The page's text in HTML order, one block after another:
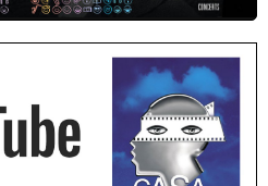
Nicolai, Trà Corsica è
Mare è monti - I Fulelli
de l’écrivaine Cécilia
l'Edition Contemporaine - Caen /
Mare et Monti - I Fulelli
Luciani autour de son
Niolu» - Mediateca territuriale di